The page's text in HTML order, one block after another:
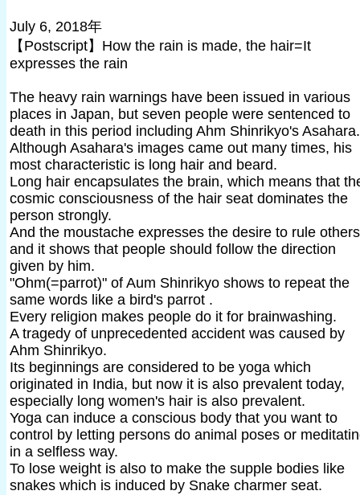
July 6, 2018年
【Postscript】How the rain is made, the hair=It
expresses the rain
The heavy rain warnings have been issued in various
places in Japan, but seven people were sentenced to
death in this period including Ahm Shinrikyo's Asahara.
Although Asahara's images came out many times, his
most characteristic is long hair and beard.
Long hair encapsulates the brain, which means that
cosmic consciousness of the hair seat dominates the
person strongly.
And the moustache expresses the desire to rule others
and it shows that people should follow the direction
given by him.
"Ohm(=parrot)" of Aum Shinrikyo shows to repeat the
same words like a bird's parrot .
Every religion makes people do it for brainwashing.
A tragedy of unprecedented accident was caused by
Ahm Shinrikyo.
Its beginnings are considered to be yoga which
originated in India, but now it is also prevalent today,
especially long women's hair is also prevalent.
Yoga can induce a conscious body that you want to
control by letting persons do animal poses or
in a selfless way.
To lose weight is also to make the supple bodies like
snakes which is induced by Snake charmer seat.